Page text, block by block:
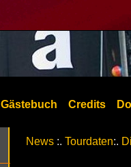
Gästebuch Credits
News :. Tourdaten:.